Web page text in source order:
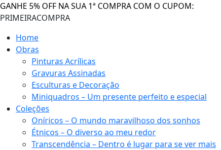
GANHE 5% OFF NA SUA 1ª COMPRA COM O CUPOM:
PRIMEIRACOMPRA
Home
Obras
Pinturas Acrílicas
Gravuras Assinadas
Esculturas e Decoração
Miniquadros – Um presente perfeito e especial
Coleções
Oníricos – O mundo maravilhoso dos sonhos
Étnicos – O diverso ao meu redor
Transcendência – Dentro é lugar para se ver mais